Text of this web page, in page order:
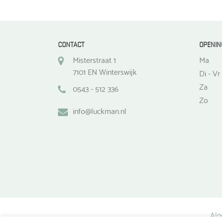
CONTACT
Misterstraat 1
7101 EN Winterswijk
0543 - 512 336
info@luckman.nl
Ma
Di - Vr
Za
Zo